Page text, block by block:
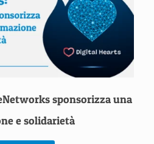
sponsorizza una
e solidarietà